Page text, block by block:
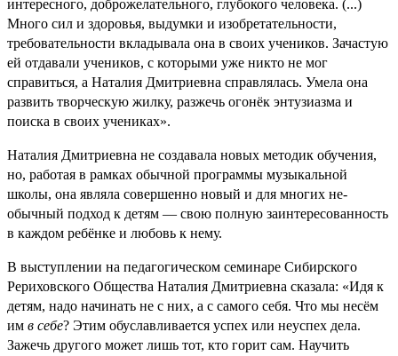
интересного, доброжелательного, глубокого человека. (...)
Много сил и здоровья, выдумки и изобретательности,
требовательности вкладывала она в своих учеников. Зачастую
ей отдавали учеников, с которыми уже никто не мог
справиться, а Наталия Дмитриевна справлялась. Умела она
развить творческую жилку, разжечь огонёк энтузиазма и
поиска в своих учениках».
Наталия Дмитриевна не создавала новых методик обучения,
но, работая в рамках обычной программы музыкальной
школы, она являла совершенно новый и для многих не­
обычный подход к детям — свою полную заинтересованность
в каждом ребёнке и любовь к нему.
В выступлении на педагогическом семинаре Сибирского
Рериховского Общества Наталия Дмитриевна сказала: «Идя к
детям, надо начинать не с них, а с самого себя. Что мы несём
им в себе? Этим обуславливается успех или неуспех дела.
Зажечь дpугого может лишь тот, кто гоpит сам. Научить